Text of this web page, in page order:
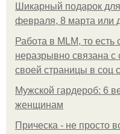
Шикарный подарок
февраля, 8 марта или
Работа в MLM, то
неразрывно связана с
своей страницы в соц
Мужской гардероб: 6
женщинам
Прическа - не просто